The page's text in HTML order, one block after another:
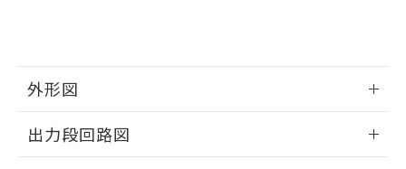
外形図
外形図
出力段回路図
引・商談に必要な範囲で利用すること
の共同利用に関して"
用者の範囲」に記載されている法人を
指します。
EU RoHS指令（10物質）の非含有証明書
51物質の非含有証明書（当社基準）
※本証明書は発行日時点で非含有を証明す
るもので、過去に遡って非含有を証明する
合意する キャンセル